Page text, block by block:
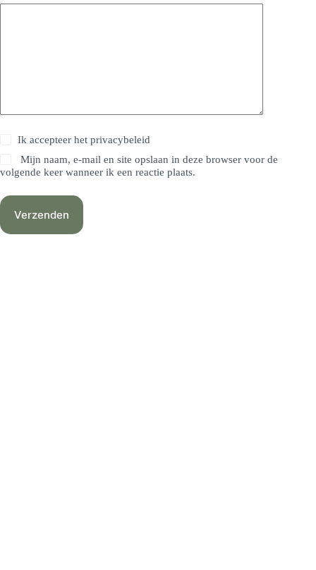
Ik accepteer hetprivacybeleid
Mijn naam, e-mail en site opslaan in deze browser voor de
volgende keer wanneer ik een reactie plaats.
Verzenden